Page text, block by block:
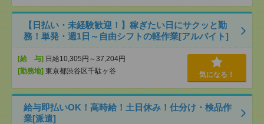
【日払い・未経験歓迎！】稼ぎたい日にサクッと勤
務！単発・週1日～自由シフトの軽作業[アルバイト]
[給 与] 日給10,305円～37,204円
[勤務地] 東京都渋谷区千駄ヶ谷 気になる！
給与即払いOK！高時給！土日休み！仕分け・検品作
業[派遣]